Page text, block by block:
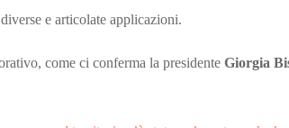
e articolate applicazioni.
come ci conferma la presidente Giorgia